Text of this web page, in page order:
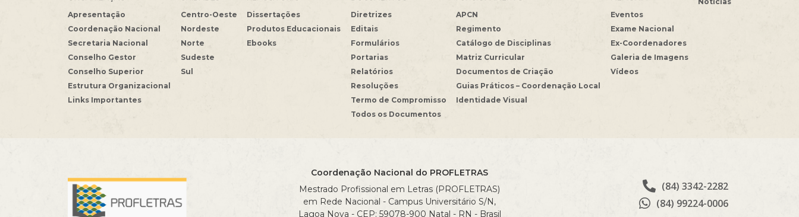
Apresentação
Coordenação Nacional
Secretaria Nacional
Conselho Gestor
Conselho Superior
Estrutura Organizacional
Links Importantes
Centro-Oeste
Nordeste
Norte
Sudeste
Sul
Dissertações
Produtos Educacionais
Ebooks
Diretrizes
Editais
Formulários
Portarias
Relatórios
Resoluções
Termo de Compromisso
Todos os Documentos
APCN
Regimento
Catálogo de Disciplinas
Matriz Curricular
Documentos de Criação
Guias Práticos – Coordenação Local
Identidade Visual
Eventos
Exame Nacional
Ex-Coordenadores
Galeria de Imagens
Vídeos
Coordenação Nacional do PROFLETRAS
Mestrado Profissional em Letras (PROFLETRAS)
em Rede Nacional - Campus Universitário S/N,
Lagoa Nova - CEP: 59078-900 Natal - RN - Brasil
(84) 3342-2282
(84) 99224-0006